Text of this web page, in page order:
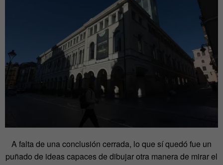
A falta de una conclusión cerrada, lo que sí quedó fue un
puñado de ideas capaces de dibujar otra manera de mirar el